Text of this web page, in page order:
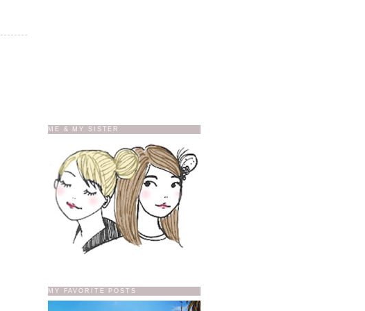
ME & MY SISTER
MY FAVORITE POSTS